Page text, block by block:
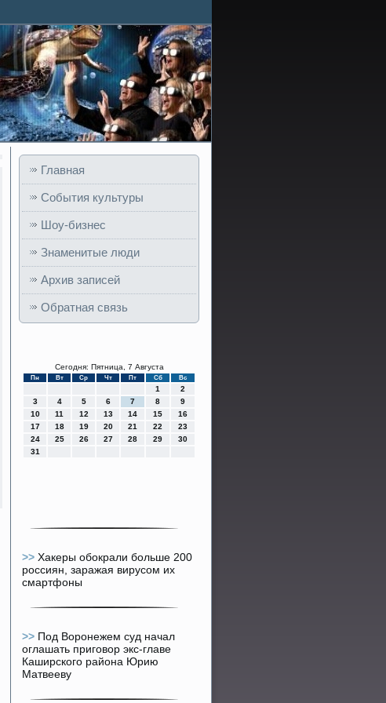
Главная
События культуры
Шоу-бизнес
Знаменитые люди
Архив записей
Обратная связь
Сегодня: Пятница, 7 Августа
Пн Вт Ср Чт Пт Сб Вс
1
2
3
4 5 6 7 8
9
10
11 12 13 14 15
16
17
18 19 20 21 22
23
24
25 26 27 28 29
30
31
>> Хакеры обокрали больше 200
россиян, заражая вирусом их
смартфоны
>> Под Воронежем суд начал
оглашать приговор экс-главе
Каширского района Юрию
Матвееву